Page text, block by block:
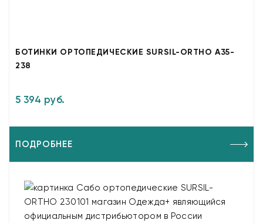
БОТИНКИ ОРТОПЕДИЧЕСКИЕ SURSIL-ORTHO A35-
238
5 394 руб.
ПОДРОБНЕЕ